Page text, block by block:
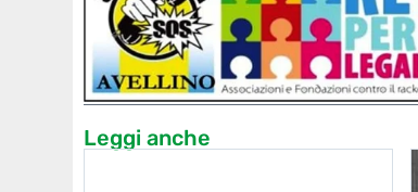
Leggi anche